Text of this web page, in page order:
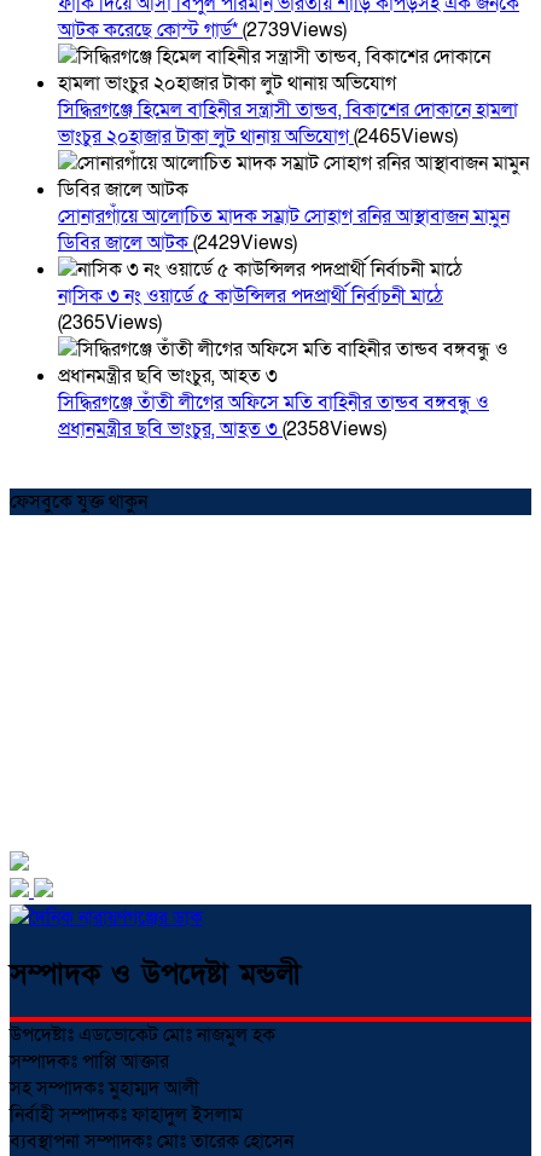
আটক করেছে কোস্ট গার্ড*(2739Views)
সিদ্ধিরগঞ্জে হিমেল বাহিনীর সন্ত্রাসী তান্ডব, বিকাশের দোকানে হামলা
ভাংচুর ২০হাজার টাকা লুট থানায় অভিযোগ(2465Views)
সোনারগাঁয়ে আলোচিত মাদক সম্রাট সোহাগ রনির আস্থাবাজন মামুন
ডিবির জালে আটক(2429Views)
নাসিক ৩ নং ওয়ার্ডে ৫ কাউন্সিলর পদপ্রার্থী নির্বাচনী মাঠে
(2365Views)
সিদ্ধিরগঞ্জে তাঁতী লীগের অফিসে মতি বাহিনীর তান্ডব বঙ্গবন্ধু ও
প্রধানমন্ত্রীর ছবি ভাংচুর, আহত ৩(2358Views)
ফেসবুকে যুক্ত থাকুন
সম্পাদক ও উপদেষ্টা মন্ডলী
উপদেষ্টাঃ এডভোকেট মোঃ নাজমুল হক
সম্পাদকঃ পাপ্পি আক্তার
সহ সম্পাদকঃ মুহাম্মদ আলী
নির্বাহী সম্পাদকঃ ফাহাদুল ইসলাম
ব্যবস্থাপনা সম্পাদকঃ মোঃ তারেক হোসেন